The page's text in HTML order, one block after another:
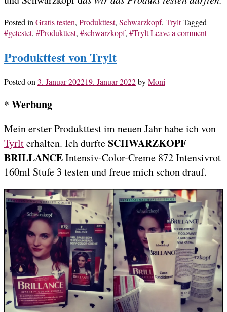
Posted inGratis testen, Produkttest, Schwarzkopf, TryltTagged
#getestet, #Produkttest, #schwarzkopf, #TryltLeave a comment
Produkttest von Trylt
Posted on 3. Januar 202219. Januar 2022byMoni
* Werbung
Mein erster Produkttest im neuen Jahr habe ich von
Tyrlterhalten. Ich durfteSCHWARZKOPF
BRILLANCEIntensiv-Color-Creme 872 Intensivrot
160ml Stufe 3 testen und freue mich schon drauf.